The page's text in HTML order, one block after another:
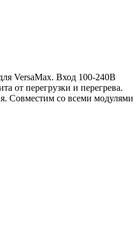
VersaMax. Вход 100-240В
от перегрузки и перегрева.
Совместим со всеми модулями